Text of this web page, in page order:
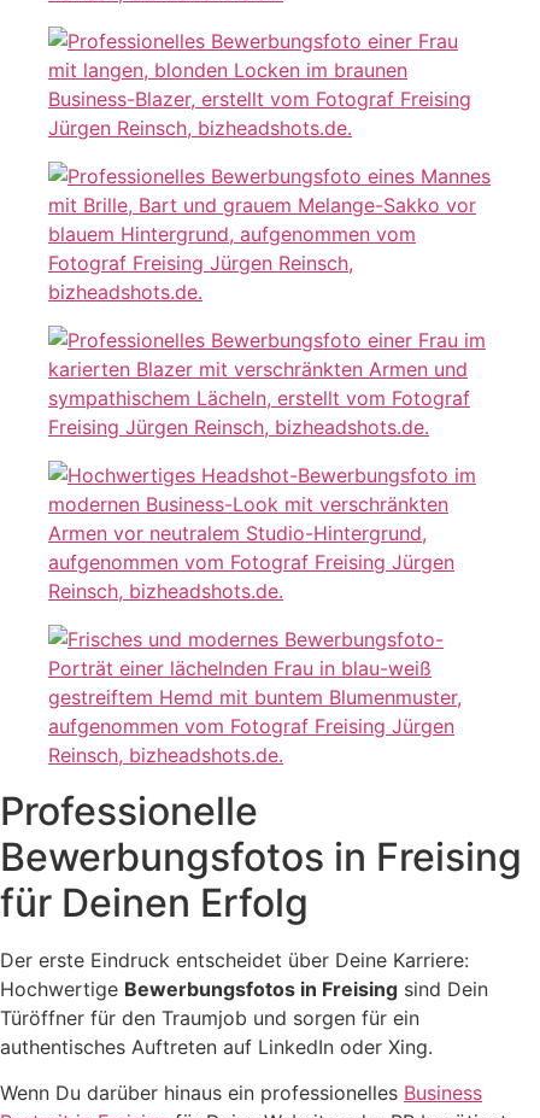
Professionelle
Bewerbungsfotos in Freising
für Deinen Erfolg
Der erste Eindruck entscheidet über Deine Karriere:
Hochwertige Bewerbungsfotos in Freising sind Dein
Türöffner für den Traumjob und sorgen für ein
authentisches Auftreten auf LinkedIn oder Xing.
Wenn Du darüber hinaus ein professionelles Business